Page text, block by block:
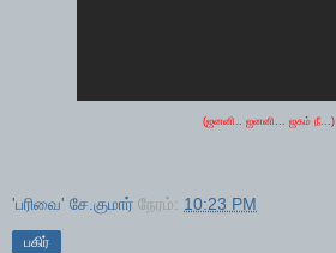
(ஜனனி.. ஜனனி... ஜகம் நீ...)
'பரிவை' சே.குமார் நேரம்: 10:23 PM
பகிர்